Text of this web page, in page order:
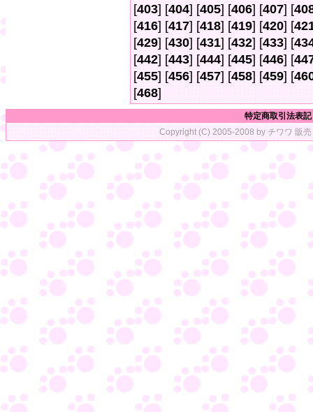
[403] [404] [405] [406] [407] [
[416] [417] [418] [419] [420] [
[429] [430] [431] [432] [433] [
[442] [443] [444] [445] [446] [
[455] [456] [457] [458] [459] [
[468]
特定商取引法表記
Copyright (C) 2005-2008 by チワワ 販